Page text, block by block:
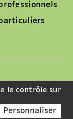
le contrôle sur
Personnaliser